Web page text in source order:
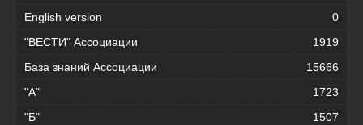
English version
0
"ВЕСТИ" Ассоциации
1919
База знаний Ассоциации
15666
"А"
1723
"Б"
1507